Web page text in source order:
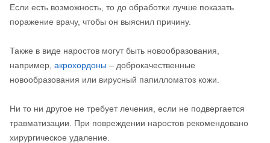
Если есть возможность, то до обработки лучше показать
поражение врачу, чтобы он выяснил причину.
Также в виде наростов могут быть новообразования,
например, акрохордоны – доброкачественные
новообразования или вирусный папилломатоз кожи.
Ни то ни другое не требует лечения, если не подвергается
травматизации. При повреждении наростов рекомендовано
хирургическое удаление.